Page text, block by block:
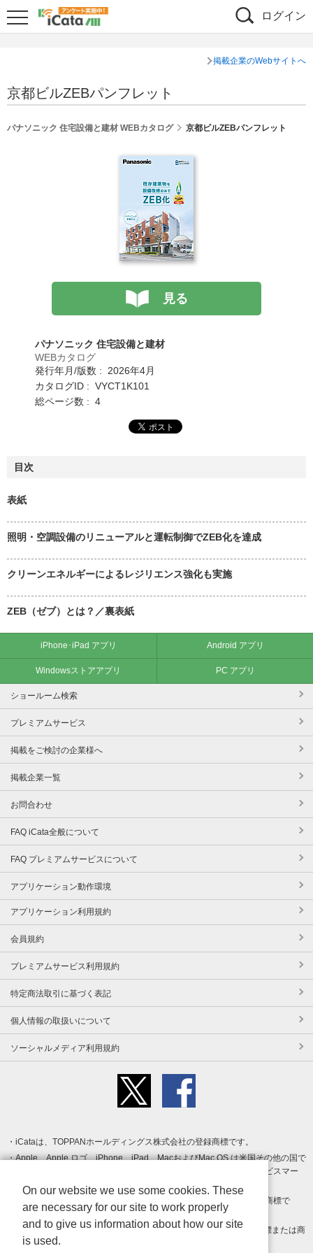
ログイン
掲載企業のWebサイトへ
京都ビルZEBパンフレット
パナソニック 住宅設備と建材 WEBカタログ 京都ビルZEBパンフレット
見る
パナソニック 住宅設備と建材
WEBカタログ
発行年月/版数 : 2026年4月
カタログID : VYCT1K101
総ページ数 : 4
目次
表紙
照明・空調設備のリニューアルと運転制御でZEB化を達成
クリーンエネルギーによるレジリエンス強化も実施
ZEB（ゼブ）とは？／裏表紙
iPhone･iPad アプリ Android アプリ
Windowsストアアプリ PC アプリ
ショールーム検索
プレミアムサービス
掲載をご検討の企業様へ
掲載企業一覧
お問合わせ
FAQ iCata全般について
FAQ プレミアムサービスについて
アプリケーション動作環境
アプリケーション利用規約
会員規約
プレミアムサービス利用規約
特定商法取引に基づく表記
個人情報の取扱いについて
ソーシャルメディア利用規約
iCataは、TOPPANホールディングス株式会社の登録商標です。
Apple、Apple ロゴ、iPhone、iPad、MacおよびMac OS は米国その他の国で
登録された Apple Inc. の商標です。App Store は Apple Inc. のサービスマー
クです。
Android、Google Play および Google Play ロゴ は Google LLC の商標で
す。
Windows は Microsoft Inc.の米国およびその他の国における登録商標または商
標です。
On our website we use some cookies. These
are necessary for our site to work properly
and to give us information about how our site
is used.